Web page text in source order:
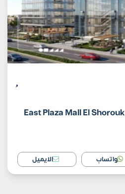
مول ايست بلازا الشروق East Plaza Mall El Shorouk
واتساب الايميل